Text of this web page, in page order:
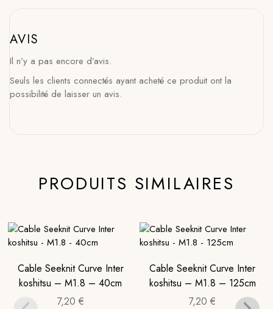
AVIS
Il n’y a pas encore d’avis.
Seuls les clients connectés ayant acheté ce produit ont la
possibilité de laisser un avis.
PRODUITS SIMILAIRES
Cable Seeknit Curve Inter
koshitsu – M1.8 – 40cm
7,20 €
Cable Seeknit Curve Inter
koshitsu – M1.8 – 125cm
7,20€